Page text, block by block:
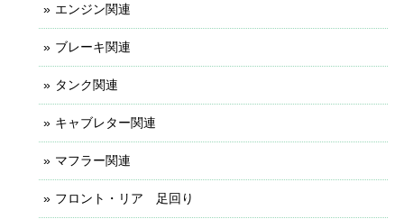
エンジン関連
ブレーキ関連
タンク関連
キャブレター関連
マフラー関連
フロント・リア 足回り